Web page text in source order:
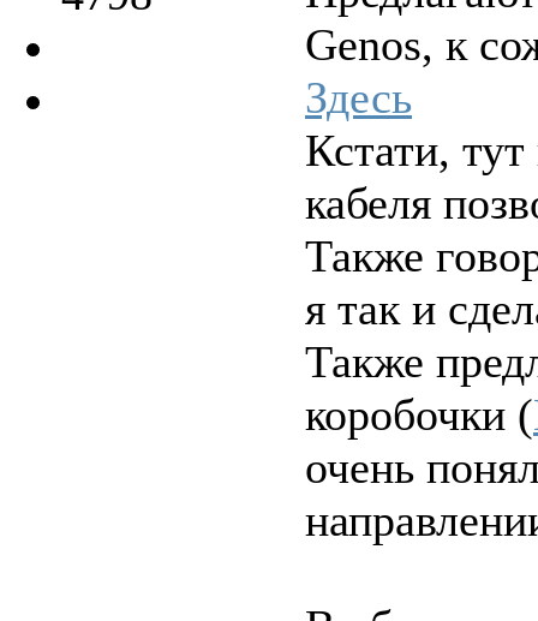
Genos, к
Здесь
Кстати,
кабеля
Также
я так и
Также
коробочки (
очень